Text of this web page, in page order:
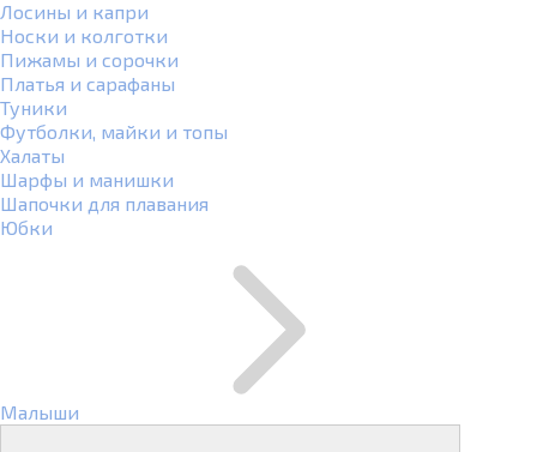
Лосины и капри
Носки и колготки
Пижамы и сорочки
Платья и сарафаны
Туники
Футболки, майки и топы
Халаты
Шарфы и манишки
Шапочки для плавания
Юбки
Малыши